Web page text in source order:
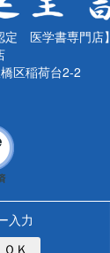
定 医学書専門店】
区稲荷台2-2
入力